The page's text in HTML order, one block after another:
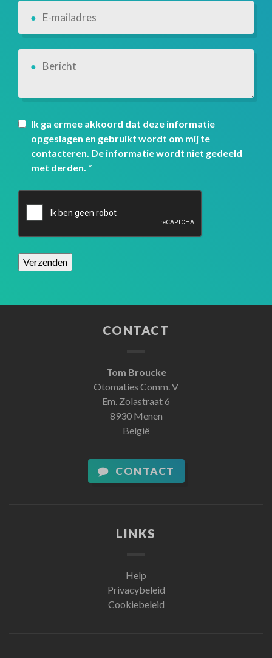
Ik ga ermee akkoord dat deze informatie
opgeslagen en gebruikt wordt om mij te
contacteren. De informatie wordt niet gedeeld
met derden. *
CONTACT
Tom Broucke
Otomaties Comm. V
Em. Zolastraat 6
8930 Menen
België
CONTACT
LINKS
Help
Privacybeleid
Cookiebeleid